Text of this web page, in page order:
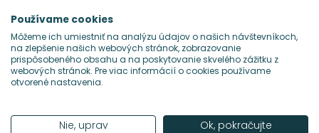
1produkt
Používame cookies
Môžeme ich umiestniť na analýzu údajov o našich návštevníkoch,
na zlepšenie našich webových stránok, zobrazovanie
prispôsobeného obsahu a na poskytovanie skvelého zážitku z
webových stránok. Pre viac informácií o cookies používame
otvorené nastavenia.
Nie, uprav Ok, pokračujte